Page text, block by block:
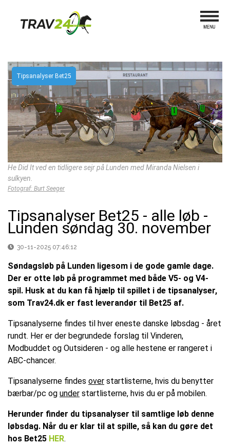
Tipsanalyser Bet25
He Did It ved en tidligere sejr på Lunden med Miranda Nielsen i
sulkyen.
Fotograf: Burt Seeger
Tipsanalyser Bet25 - alle løb -
Lunden søndag 30. november
30-11-2025 07:46:12
Søndagsløb på Lunden ligesom i de gode gamle dage.
Der er otte løb på programmet med både V5- og V4-
spil. Husk at du kan få hjælp til spillet i de tipsanalyser,
som Trav24.dk er fast leverandør til Bet25 af.
Tipsanalyserne findes til hver eneste danske løbsdag - året
rundt. Her er der begrundede forslag til Vinderen,
Modbuddet og Outsideren - og alle hestene er rangeret i
ABC-chancer.
Tipsanalyserne findes over startlisterne, hvis du benytter
bærbar/pc og under startlisterne, hvis du er på mobilen.
Herunder finder du tipsanalyser til samtlige løb denne
løbsdag. Når du er klar til at spille, så kan du gøre det
hos Bet25 H ER.